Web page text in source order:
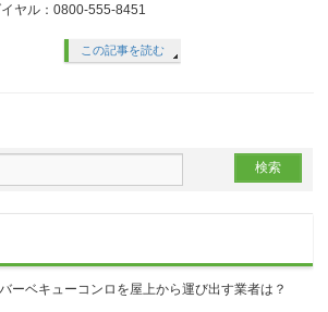
ヤル：0800-555-8451
この記事を読む
ーベキューコンロを屋上から運び出す業者は？